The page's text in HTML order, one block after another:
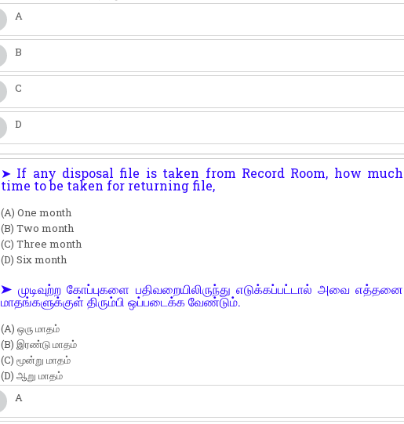
A
B
C
D
➤ If any disposal file is taken from Record Room, how much
time to be taken for returning file,
(A) One month
(B) Two month
(C) Three month
(D) Six month
➤ முடிவுற்ற கோப்புகளை பதிவறையிலிருந்து எடுக்கப்பட்டால் அவை எத்தனை
மாதங்களுக்குள் திரும்பி ஒப்படைக்க வேண்டும்.
(A) ஒரு மாதம்
(B) இரண்டு மாதம்
(C) மூன்று மாதம்
(D) ஆறு மாதம்
A